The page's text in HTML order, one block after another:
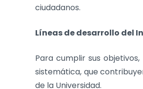
ciudadanos.
Líneas de desarrollo del
Para cumplir sus
sistemática, que
de la Universidad.